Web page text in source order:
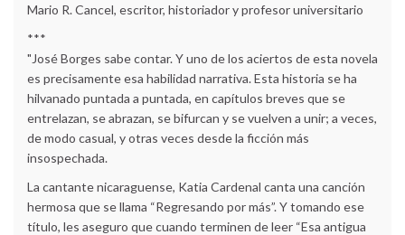
Mario R. Cancel, escritor, historiador y profesor universitario
***
"José Borges sabe contar. Y uno de los aciertos de esta novela
es precisamente esa habilidad narrativa. Esta historia se ha
hilvanado puntada a puntada, en capítulos breves que se
entrelazan, se abrazan, se bifurcan y se vuelven a unir; a veces,
de modo casual, y otras veces desde la ficción más
insospechada.
La cantante nicaraguense, Katia Cardenal canta una canción
hermosa que se llama “Regresando por más”. Y tomando ese
título, les aseguro que cuando terminen de leer “Esa antigua